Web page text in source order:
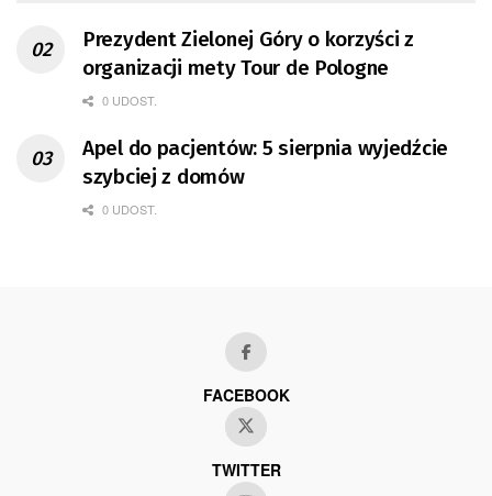
Prezydent Zielonej Góry o korzyści z
organizacji mety Tour de Pologne
0 UDOST.
Apel do pacjentów: 5 sierpnia wyjedźcie
szybciej z domów
0 UDOST.
FACEBOOK
TWITTER